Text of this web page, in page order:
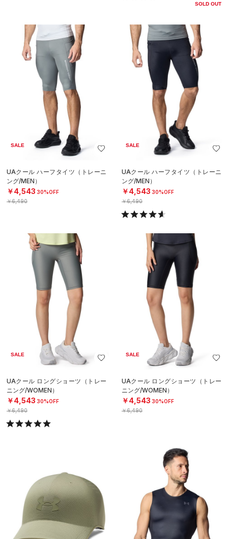
SOLD OUT
SALE
UAクール ハーフタイツ（トレーニ
ング/MEN）
￥4,543 30%OFF
￥6,490
SALE
UAクール ハーフタイツ（トレーニ
ング/MEN）
￥4,543 30%OFF
￥6,490
SALE
UAクール ロングショーツ（トレー
ニング/WOMEN）
￥4,543 30%OFF
￥6,490
SALE
UAクール ロングショーツ（トレー
ニング/WOMEN）
￥4,543 30%OFF
￥6,490